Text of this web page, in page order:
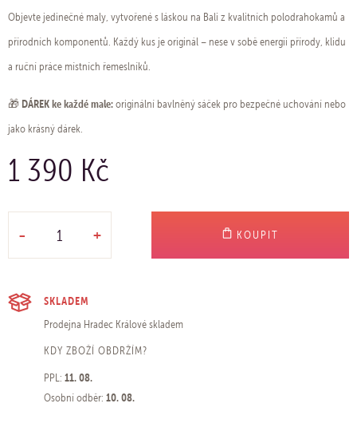
Objevte jedinečné maly, vytvořené s láskou na Bali z kvalitních polodrahokamů a
přírodních komponentů. Každý kus je originál – nese v sobě energii přírody, klidu
a ruční práce místních řemeslníků.
🎁 DÁREK ke každé male:originální bavlněný sáček pro bezpečné uchování nebo
jako krásný dárek.
1 390 Kč
- + KOUPIT
SKLADEM
Prodejna Hradec Královéskladem
KDY ZBOŽÍ OBDRŽÍM?
PPL: 11. 08.
Osobní odběr: 10. 08.